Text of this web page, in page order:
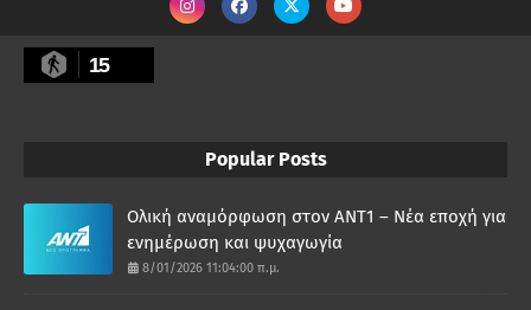
15
Popular Posts
Ολική αναμόρφωση στον ΑΝΤ1 – Νέα εποχή για
ενημέρωση και ψυχαγωγία
8/01/2026 11:04:00 π.μ.